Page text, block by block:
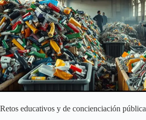
Retos educativos y de concienciación pública